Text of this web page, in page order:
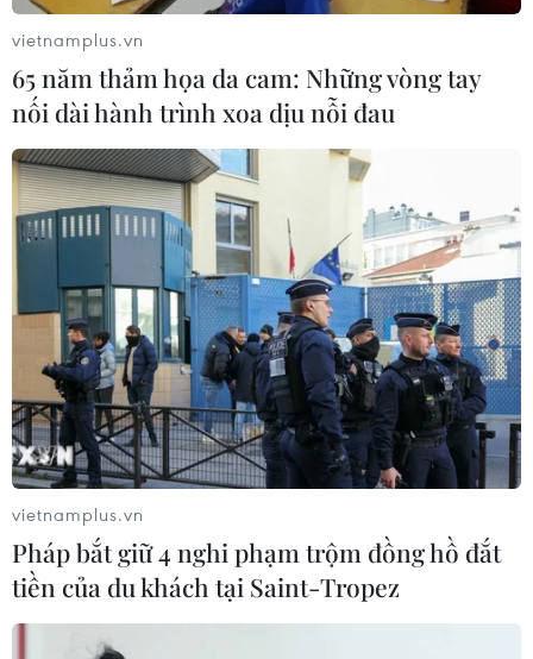
Mỹ phê duyệt cứu trợ khẩn cấp cho bang
New York do bão tuyết
27/12/2022 07:12
Sau trận bão tuyết kinh hoàng khiến ít nhất 27 người
thiệt mạng tại thành phố Buffalo và hàng chục nghìn
người lâm vào cảnh mất điện, Tổng thống Biden đã phê
duyệt hỗ trợ khẩn đối với bang New York.
vietnamplus.vn
65 năm thảm họa da cam: Những vòng tay
nối dài hành trình xoa dịu nỗi đau
vietnamplus.vn
Pháp bắt giữ 4 nghi phạm trộm đồng hồ đắt
tiền của du khách tại Saint-Tropez